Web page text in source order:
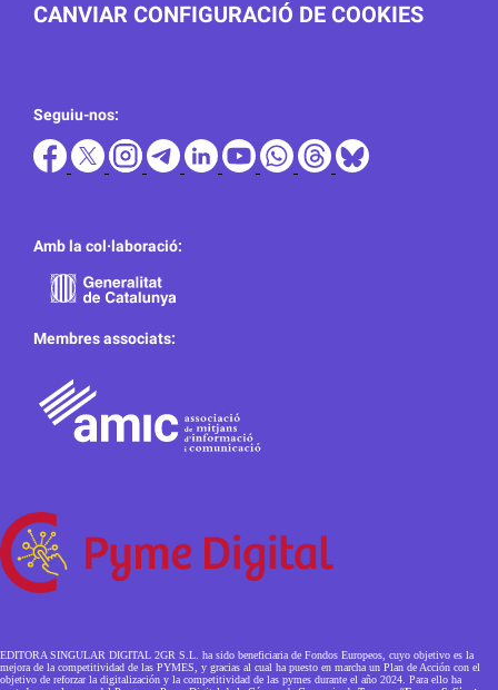
CANVIAR CONFIGURACIÓ DE COOKIES
Seguiu-nos:
Amb la col·laboració:
Membres associats:
EDITORA SINGULAR DIGITAL 2GR S.L. ha sido beneficiaria de Fondos Europeos, cuyo objetivo es la
mejora de la competitividad de las PYMES, y gracias al cual ha puesto en marcha un Plan de Acción con el
objetivo de reforzar la digitalización y la competitividad de las pymes durante el año 2024. Para ello ha